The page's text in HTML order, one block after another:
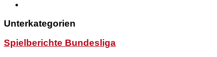
Unterkategorien
Spielberichte Bundesliga